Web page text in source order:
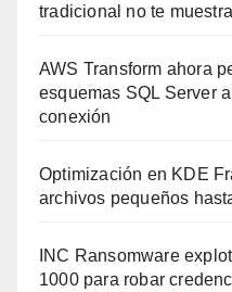
tradicional no te muestra
AWS Transform ahora
esquemas SQL Server
conexión
Optimización en KDE
archivos pequeños
INC Ransomware
1000 para robar